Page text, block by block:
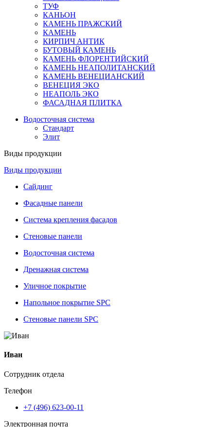
ТУФ
КАНЬОН
КАМЕНЬ ПРАЖСКИЙ
КАМЕНЬ
КИРПИЧ АНТИК
БУТОВЫЙ КАМЕНЬ
КАМЕНЬ ФЛОРЕНТИЙСКИЙ
КАМЕНЬ НЕАПОЛИТАНСКИЙ
КАМЕНЬ ВЕНЕЦИАНСКИЙ
ВЕНЕЦИЯ ЭКО
НЕАПОЛЬ ЭКО
ФАСАДНАЯ ПЛИТКА
Водосточная система
Стандарт
Элит
Виды продукции
Виды продукции
Сайдинг
Фасадные панели
Система крепления фасадов
Стеновые панели
Водосточная система
Дренажная система
Уличное покрытие
Напольное покрытие SPC
Стеновые панели SPC
Иван
Сотрудник отдела
Телефон
+7 (496) 623-00-11
Электронная почта